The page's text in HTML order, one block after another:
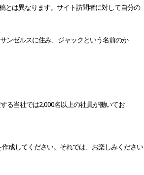
とは異なります。サイト訪問者に対して自分の
ンゼルスに住み、ジャックという名前のか
る当社では2,000名以上の社員が働いてお
成してください。それでは、お楽しみください